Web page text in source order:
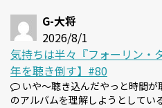
G-大将
2026/8/1
気持ちは半々『フォーリン・
年を聴き倒す】#80
いや～聴き込んだやっと時間
のアルバムを理解しようとしてい